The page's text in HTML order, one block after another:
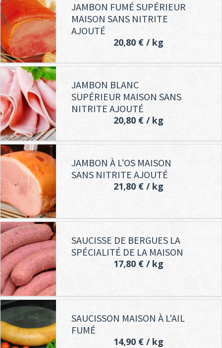
JAMBON FUMÉ SUPÉRIEUR
MAISON SANS NITRITE
AJOUTÉ
20,80 € / kg
JAMBON BLANC
SUPÉRIEUR MAISON SANS
NITRITE AJOUTÉ
20,80 € / kg
JAMBON À L'OS MAISON
SANS NITRITE AJOUTÉ
21,80 € / kg
SAUCISSE DE BERGUES LA
SPÉCIALITÉ DE LA MAISON
17,80 € / kg
SAUCISSON MAISON À L'AIL
FUMÉ
14,90 € / kg